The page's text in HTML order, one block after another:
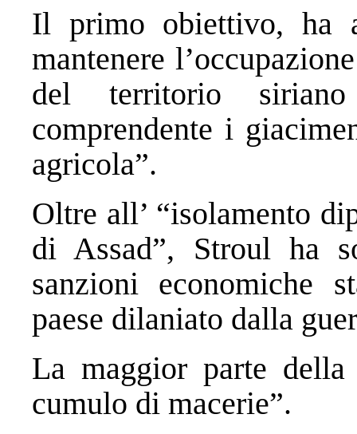
Il primo obiettivo, ha
mantenere
del territorio
comprendente i
agricola”.
Oltre all’ “isolamento
di Assad”, Stroul ha
sanzioni economiche
paese dilaniato dalla
La maggior parte
cumulo di macerie”.